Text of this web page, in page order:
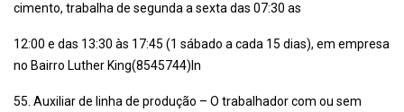
cimento, trabalha de segunda a sexta das 07:30 as
12:00 e das 13:30 às 17:45 (1 sábado a cada 15 dias), em empresa
no Bairro Luther King(8545744)In
55. Auxiliar de linha de produção – O trabalhador com ou sem